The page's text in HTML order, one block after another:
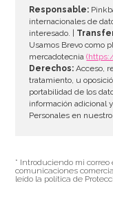
Responsable:
internacionales de
interesado. |
Usamos Brevo como
mercadotecnia
Derechos: Acceso,
tratamiento, u
portabilidad de los
información adicional
Personales en
* Introduciendo mi
comunicaciones
leído la política de